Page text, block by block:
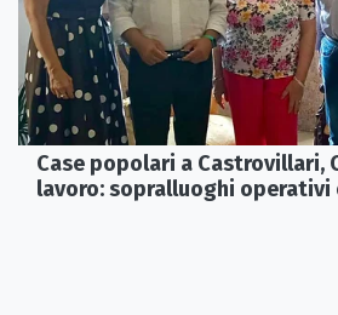
Case popolari a Castrovillari,
lavoro: sopralluoghi